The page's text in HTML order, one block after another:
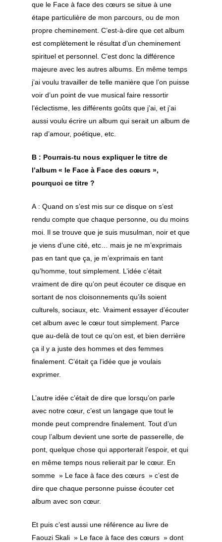
que le Face à face des cœurs se situe à une
étape particulière de mon parcours, ou de mon
propre cheminement. C’est-à-dire que cet album
est complètement le résultat d’un cheminement
spirituel et personnel. C’est donc la différence
majeure avec les autres albums. En même temps
j’ai voulu travailler de telle manière que l’on puisse
voir d’un point de vue musical faire ressortir
l’éclectisme, les différents goûts que j’ai, et j’ai
aussi voulu écrire un album qui serait un album de
rap d’amour, poétique, etc.
B : Pourrais-tu nous expliquer le titre de
l’album « le Face à Face des cœurs »,
pourquoi ce titre ?
A : Quand on s’est mis sur ce disque on s’est
rendu compte que chaque personne, ou du moins
moi. Il se trouve que je suis musulman, noir et que
je viens d’une cité, etc… mais je ne m’exprimais
pas en tant que ça, je m’exprimais en tant
qu’homme, tout simplement. L’idée c’était
vraiment de dire qu’on peut écouter ce disque en
sortant de nos cloisonnements qu’ils soient
culturels, sociaux, etc. Vraiment essayer d’écouter
cet album avec le cœur tout simplement. Parce
que au-delà de tout ce qu’on est, et bien derrière
ça il y a juste des hommes et des femmes
finalement. C’était ça l’idée que je voulais
exprimer.
L’autre idée c’était de dire que lorsqu’on parle
avec notre cœur, c’est un langage que tout le
monde peut comprendre finalement. Tout d’un
coup l’album devient une sorte de passerelle, de
pont, quelque chose qui apporterait l’espoir, et qui
en même temps nous relierait par le cœur. En
somme » Le face à face des cœurs » c’est de
dire que chaque personne puisse écouter cet
album avec son cœur.
Et puis c’est aussi une référence au livre de
Faouzi Skali » Le face à face des cœurs » dont